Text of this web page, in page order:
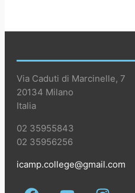
Via Caduti di Marcinelle, 7
20134 Milano
Italia
02 35955843
02 35956256
icamp.college@gmail.com